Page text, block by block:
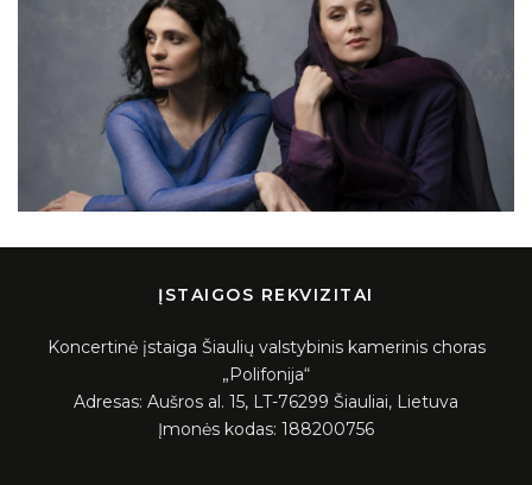
ĮSTAIGOS REKVIZITAI
Koncertinė įstaiga Šiaulių valstybinis kamerinis choras
„Polifonija“
Adresas: Aušros al. 15, LT-76299 Šiauliai, Lietuva
Įmonės kodas: 188200756